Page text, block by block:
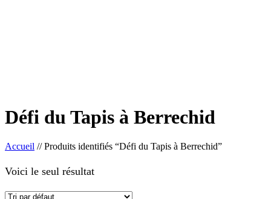
Défi du Tapis à Berrechid
Accueil //Produits identifiés “Défi du Tapis à Berrechid”
Voici le seul résultat